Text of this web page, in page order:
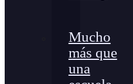
Mucho
más que
una